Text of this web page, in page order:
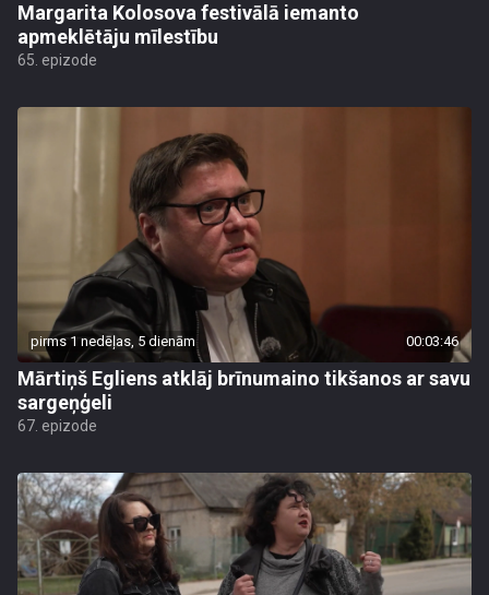
Margarita Kolosova festivālā iemanto
apmeklētāju mīlestību
65. epizode
pirms 1 nedēļas, 5 dienām 00:03:46
Mārtiņš Egliens atklāj brīnumaino tikšanos ar savu
sargeņģeli
67. epizode